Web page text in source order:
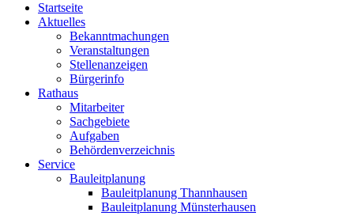
Startseite
Aktuelles
Bekanntmachungen
Veranstaltungen
Stellenanzeigen
Bürgerinfo
Rathaus
Mitarbeiter
Sachgebiete
Aufgaben
Behördenverzeichnis
Service
Bauleitplanung
Bauleitplanung Thannhausen
Bauleitplanung Münsterhausen